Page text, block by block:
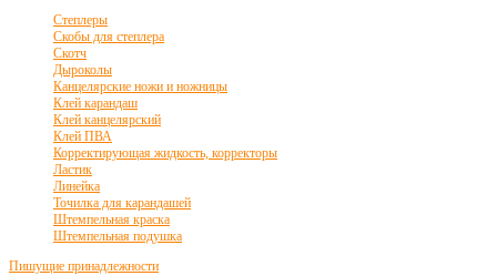
Степлеры
Скобы для степлера
Скотч
Дыроколы
Канцелярские ножи и ножницы
Клей карандаш
Клей канцелярский
Клей ПВА
Корректирующая жидкость, корректоры
Ластик
Линейка
Точилка для карандашей
Штемпельная краска
Штемпельная подушка
Пишущие принадлежности